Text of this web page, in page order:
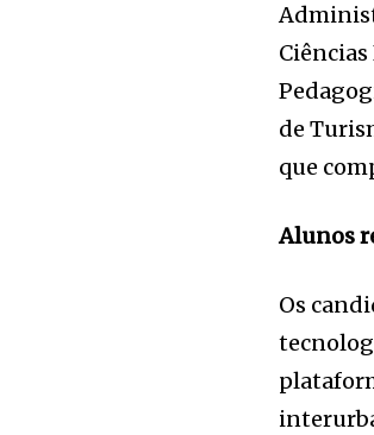
de
que
Alunos
Os